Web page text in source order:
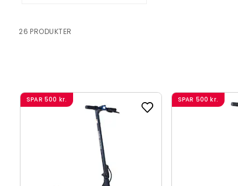
26 PRODUKTER
SPAR 500 kr. SPAR 500 kr.